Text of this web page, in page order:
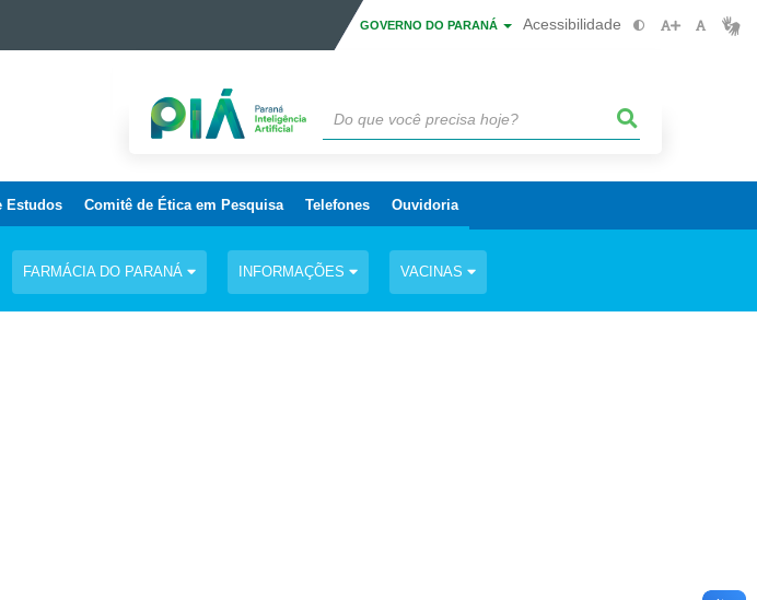
GOVERNO DO PARANÁ Acessibilidade
Estudos Comitê de Ética em Pesquisa Telefones Ouvidoria
FARMÁCIA DO PARANÁ INFORMAÇÕES VACINAS